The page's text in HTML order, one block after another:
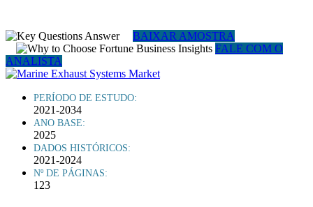
BAIXAR AMOSTRA
FALE COM O
ANALISTA
PERÍODO DE ESTUDO:
2021-2034
ANO BASE:
2025
DADOS HISTÓRICOS:
2021-2024
Nº DE PÁGINAS:
123